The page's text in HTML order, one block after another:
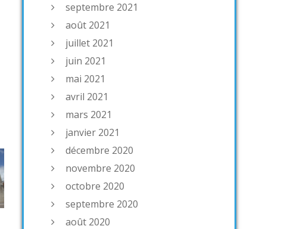
septembre 2021
août 2021
juillet 2021
juin 2021
mai 2021
avril 2021
mars 2021
janvier 2021
décembre 2020
novembre 2020
octobre 2020
septembre 2020
août 2020